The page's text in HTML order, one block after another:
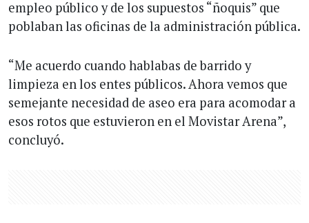
empleo público y de los supuestos “ñoquis” que
poblaban las oficinas de la administración pública.
“Me acuerdo cuando hablabas de barrido y
limpieza en los entes públicos. Ahora vemos que
semejante necesidad de aseo era para acomodar a
esos rotos que estuvieron en el Movistar Arena”,
concluyó.